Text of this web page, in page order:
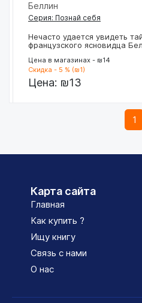
Беллин
Серия: Познай себя
Нечасто удается увидеть
французского ясновидца
Цена в магазинах - ₪14
Скидка - 5 % (₪1)
Цена: ₪13
1
Карта сайта
Главная
Как купить ?
Ищу книгу
Связь с нами
О нас